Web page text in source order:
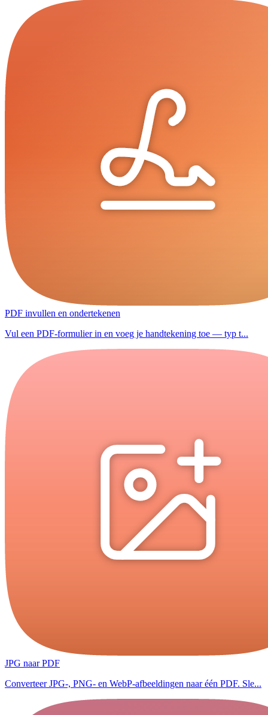
PDF invullen en ondertekenen
Vul een PDF-formulier in en voeg je handtekening toe — typ t...
JPG naar PDF
Converteer JPG-, PNG- en WebP-afbeeldingen naar één PDF. Sle...